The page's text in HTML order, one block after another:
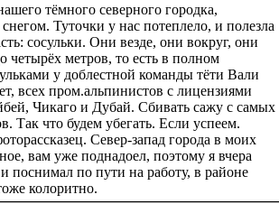
тёмного северного городка,
Туточки у нас потеплело, и полезла
сосульки. Они везде, они вокруг, они
четырёх метров, то есть в полном
у доблестной команды тёти Вали
всех пром.альпинистов с лицензиями
Чикаго и Дубай. Сбивать сажу с самых
Так что будем убегать. Если успеем.
Север-запад города в моих
вам уже поднадоел, поэтому я вчера
поснимал по пути на работу, в районе
колоритно.